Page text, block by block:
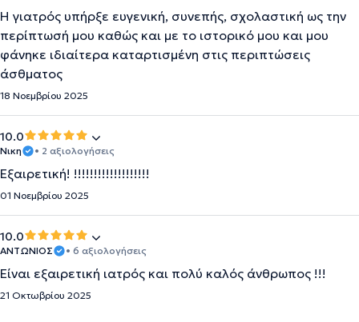
Η γιατρός υπήρξε ευγενική, συνεπής, σχολαστική ως την
περίπτωσή μου καθώς και με το ιστορικό μου και μου
φάνηκε ιδιαίτερα καταρτισμένη στις περιπτώσεις
άσθματος
18 Νοεμβρίου 2025
10.0
Νικη • 2 αξιολογήσεις
Εξαιρετική! !!!!!!!!!!!!!!!!!!!
01 Νοεμβρίου 2025
10.0
ΑΝΤΩΝΙΟΣ • 6 αξιολογήσεις
Είναι εξαιρετική ιατρός και πολύ καλός άνθρωπος !!!
21 Οκτωβρίου 2025